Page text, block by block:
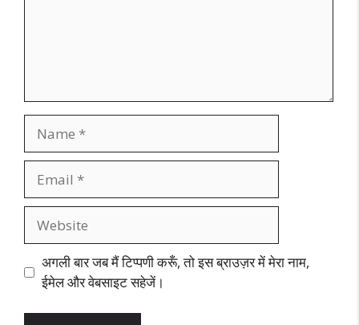
अगली बार जब मैं टिप्पणी करूँ, तो इस ब्राउज़र में मेरा नाम,
ईमेल और वेबसाइट सहेजें।